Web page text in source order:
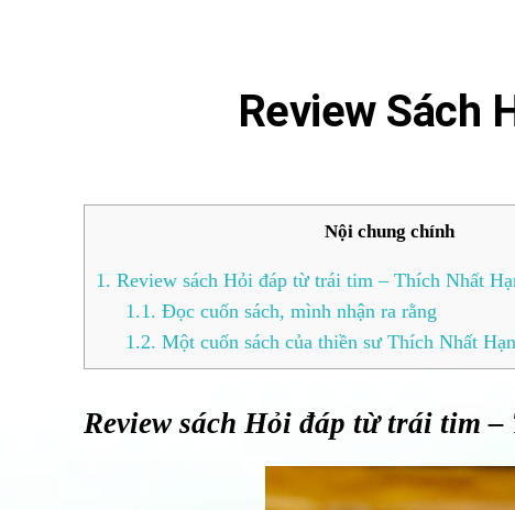
Review Sách
Nội chung chính
1. Review sách Hỏi đáp từ trái tim – Thích Nhất
1.1. Đọc cuốn sách, mình nhận ra rằng
1.2. Một cuốn sách của thiền sư Thích Nhất
Review sách Hỏi đáp từ trái tim